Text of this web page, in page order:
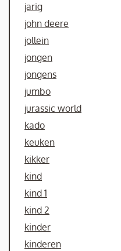
jarig
john deere
jollein
jongen
jongens
jumbo
jurassic world
kado
keuken
kikker
kind
kind 1
kind 2
kinder
kinderen